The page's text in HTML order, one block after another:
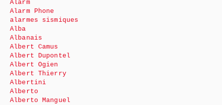
Alarm
Alarm Phone
alarmes sismiques
Alba
Albanais
Albert Camus
Albert Dupontel
Albert Ogien
Albert Thierry
Albertini
Alberto
Alberto Manguel